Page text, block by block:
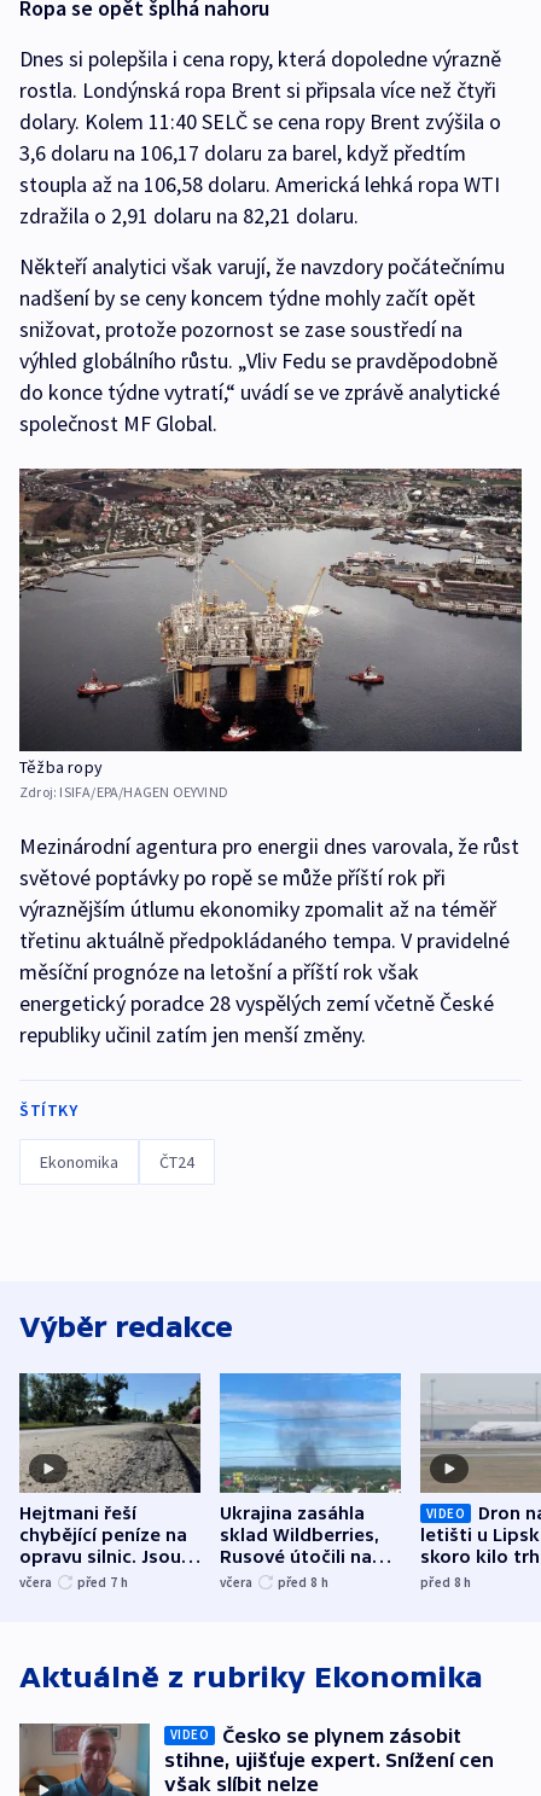
Ropa se opět šplhá nahoru
Dnes si polepšila i cena ropy, která dopoledne výrazně
rostla. Londýnská ropa Brent si připsala více než čtyři
dolary. Kolem 11:40 SELČ se cena ropy Brent zvýšila o
3,6 dolaru na 106,17 dolaru za barel, když předtím
stoupla až na 106,58 dolaru. Americká lehká ropa WTI
zdražila o 2,91 dolaru na 82,21 dolaru.
Někteří analytici však varují, že navzdory počátečnímu
nadšení by se ceny koncem týdne mohly začít opět
snižovat, protože pozornost se zase soustředí na
výhled globálního růstu. „Vliv Fedu se pravděpodobně
do konce týdne vytratí,“ uvádí se ve zprávě analytické
společnost MF Global.
Těžba ropy
Zdroj: ISIFA/EPA/HAGEN OEYVIND
Mezinárodní agentura pro energii dnes varovala, že růst
světové poptávky po ropě se může příští rok při
výraznějším útlumu ekonomiky zpomalit až na téměř
třetinu aktuálně předpokládaného tempa. V pravidelné
měsíční prognóze na letošní a příští rok však
energetický poradce 28 vyspělých zemí včetně České
republiky učinil zatím jen menší změny.
ŠTÍTKY
Ekonomika ČT24
Výběr redakce
Hejtmani řeší
chybějící peníze na
opravu silnic. Jsou
nenárokové, namítá
včera před 7 h
Ukrajina zasáhla
sklad Wildberries,
Rusové útočili na
trh, hasiče či
včera před 8 h
VIDEO
Dron
letišti u
skoro kilo
indicie
před 8h
Aktuálně z rubriky Ekonomika
VIDEO
Česko se plynem zásobit
stihne, ujišťuje expert. Snížení cen
však slíbit nelze